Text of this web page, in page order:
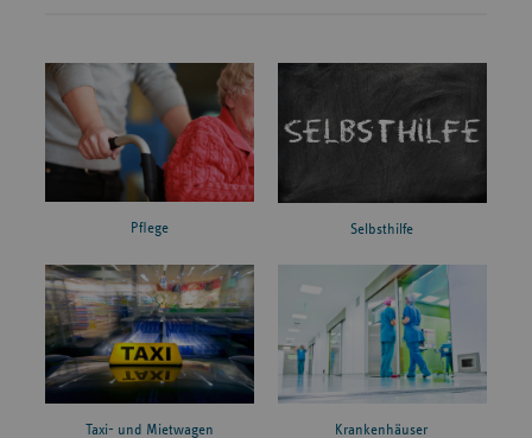
Pflege Selbsthilfe
Taxi- und Mietwagen Krankenhäuser